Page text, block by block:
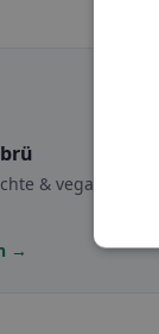
& vegane
→